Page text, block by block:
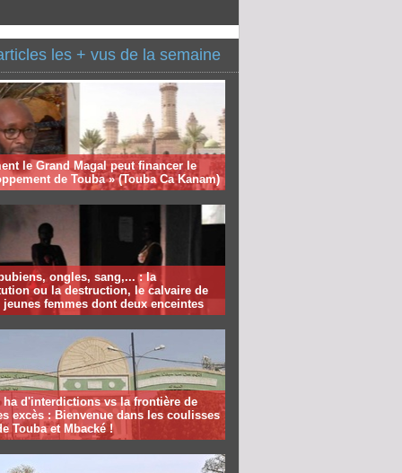
les + vus de la semaine
le Grand Magal peut financer le
de Touba » (Touba Ca Kanam)
ongles, sang,... : la
ou la destruction, le calvaire de
jeunes femmes dont deux enceintes
ha d'interdictions vs la frontière de
excès : Bienvenue dans les coulisses
Touba et Mbacké !